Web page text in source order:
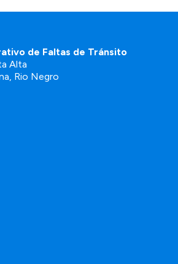
de Faltas de Tránsito
Alta
Rio Negro